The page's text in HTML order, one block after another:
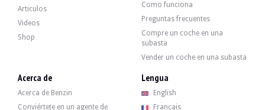
El vendedor es un particular ubicado en Francia, en Calvignac (46), y acepta
El vendedor ha querido fijar un precio de reserva.
Informe de historia
VISTA DEL INFORME
Articulos
Videos
Shop
Como funciona
Preguntas frecuentes
Compre un coche en una
subasta
Vender un coche en una subasta
Acerca de
Acerca de Benzin
Conviértete en un agente de
Lengua
English
Français